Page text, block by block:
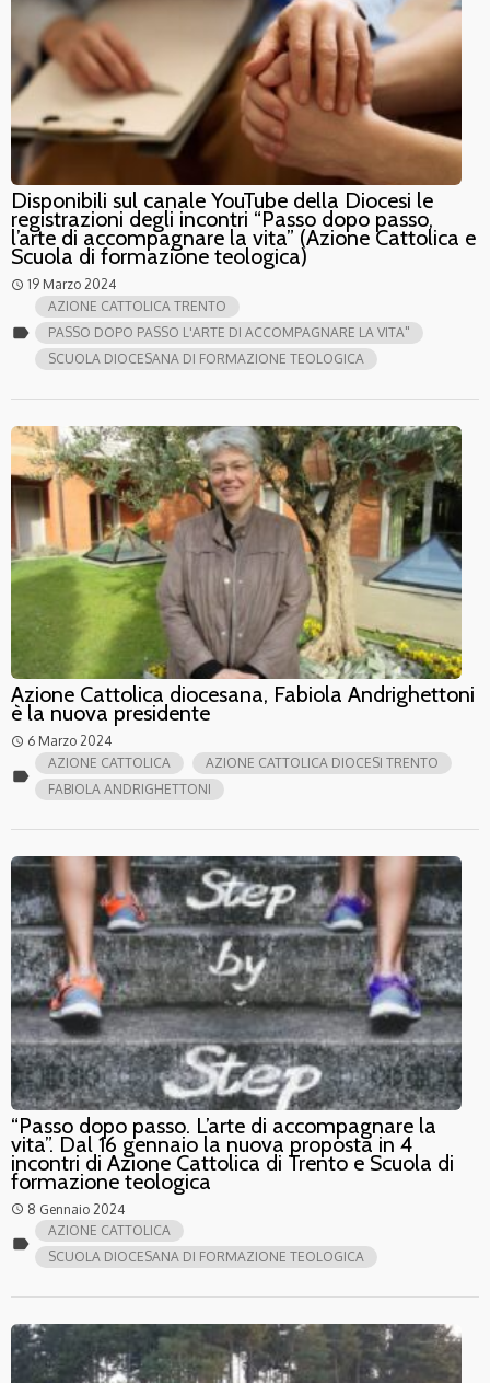
Disponibili sul canale YouTube della Diocesi le
registrazioni degli incontri “Passo dopo passo,
l’arte di accompagnare la vita” (Azione Cattolica e
Scuola di formazione teologica)
access_time 19 Marzo 2024
label
AZIONE CATTOLICA TRENTO
PASSO DOPO PASSO L'ARTE DI ACCOMPAGNARE LA VITA"
SCUOLA DIOCESANA DI FORMAZIONE TEOLOGICA
Azione Cattolica diocesana, Fabiola Andrighettoni
è la nuova presidente
access_time 6 Marzo 2024
label
AZIONE CATTOLICA
AZIONE CATTOLICA DIOCESI TRENTO
FABIOLA ANDRIGHETTONI
“Passo dopo passo. L’arte di accompagnare la
vita”. Dal 16 gennaio la nuova proposta in 4
incontri di Azione Cattolica di Trento e Scuola di
formazione teologica
access_time 8 Gennaio 2024
label
AZIONE CATTOLICA
SCUOLA DIOCESANA DI FORMAZIONE TEOLOGICA